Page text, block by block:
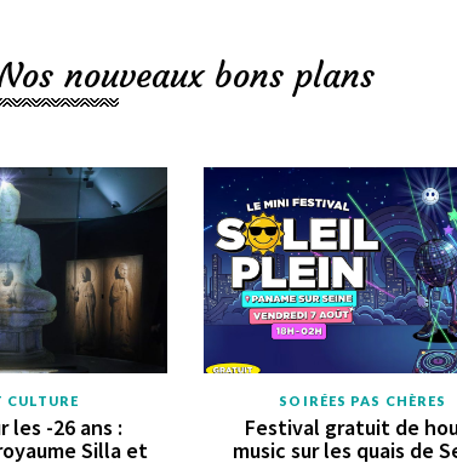
nouveaux bons plans
CULTURE
les -26 ans :
Silla et
SOIRÉES PAS CHÈRES
Festival gratuit de
music sur les quais de